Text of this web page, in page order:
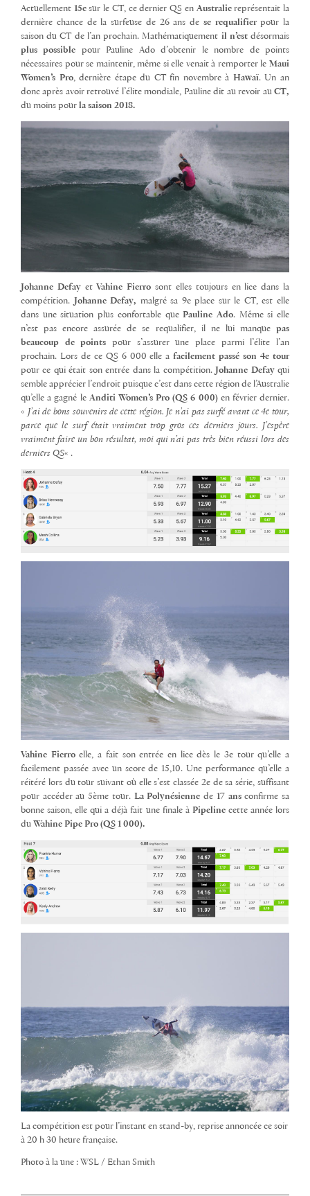
Actuellement 15esur le CT, ce dernier QS en Australiereprésentait la
dernière chance de la surfeuse de 26 ans de se requalifierpour la
saison du CT de l’an prochain. Mathématiquement il n’estdésormais
plus possible pour Pauline Ado d’obtenir le nombre de points
nécessaires pour se maintenir, même si elle venait à remporter le Maui
Women’s Pro, dernière étape du CT fin novembre à Hawaï. Un an
donc après avoir retrouvé l’élite mondiale, Pauline dit au revoir auCT,
du moins pour la saison 2018.
Johanne Defayet Vahine Fierro sont elles toujours en lice dans la
compétition.
Johanne Defay, malgré sa 9e place sur le CT, est elle
dans une situation plus confortable quePauline Ado. Même si elle
n’est pas encore assurée de se requalifier, il ne lui manquepas
beaucoup de points pour s’assurer une place parmi l’élite l’an
prochain. Lors de ce QS 6 000 elle a facilement passé son 4e tour
pour ce qui était son entrée dans la compétition.
Johanne Defayqui
semble apprécier l’endroit puisque c’est dans cette région de l’Australie
qu’elle a gagné leAnditi Women’s Pro (QS 6 000)en février dernier.
« J’ai de bons souvenirs de cette région. Je n’ai pas surfé avant ce 4e tour,
parce que le surf était vraiment trop gros ces derniers jours. J’espère
vraiment faire un bon résultat, moi qui n’ai pas très bien réussi lors des
derniers QS« .
Vahine Fierroelle, a fait son entrée en lice dès le 3e tour qu’elle a
facilement passée avec un score de 15,10. Une performance qu’elle a
réitéré lors du tour suivant où elle s’est classée 2e de sa série, suffisant
pour accéder au 5ème tour. La Polynésienne de 17 ansconfirme sa
bonne saison, elle qui a déjà fait une finale àPipeline cette année lors
du Wahine Pipe Pro (QS 1 000).
La compétition est pour l’instant en stand-by, reprise annoncée ce soir
à 20 h 30 heure française.
Photo à la une : WSL / Ethan Smith